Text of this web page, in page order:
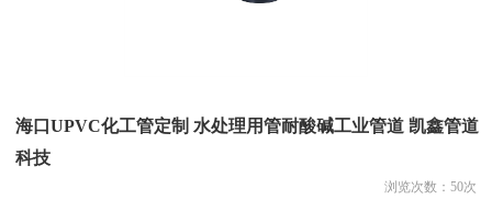
海口UPVC化工管定制 水处理用管耐酸碱工业管道 凯鑫管道
科技
浏览次数： 50次